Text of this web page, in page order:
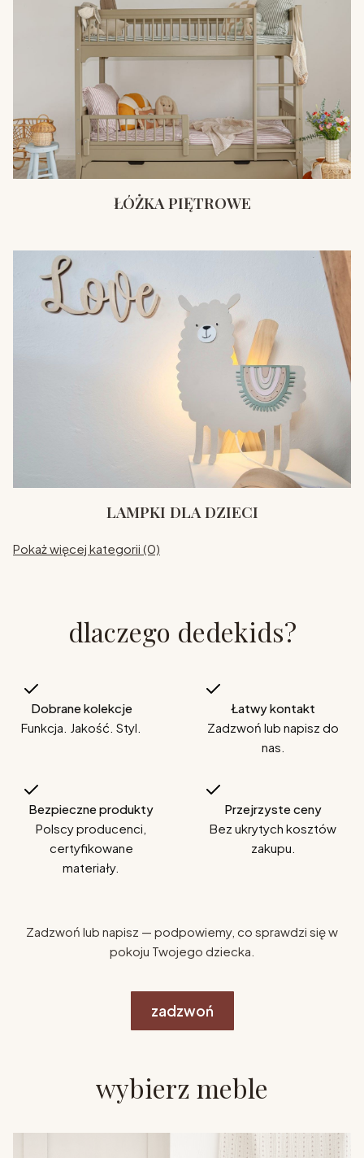
ŁÓŻKA PIĘTROWE
LAMPKI DLA DZIECI
Pokaż więcej kategorii (0)
dlaczego dedekids?
Dobrane kolekcje
Funkcja. Jakość. Styl.
Łatwy kontakt
Zadzwoń lub napisz do
nas.
Bezpieczne produkty
Polscy producenci,
certyfikowane
materiały.
Przejrzyste ceny
Bez ukrytych kosztów
zakupu.
Zadzwoń lub napisz — podpowiemy, co sprawdzi się w
pokoju Twojego dziecka.
zadzwoń
wybierz meble